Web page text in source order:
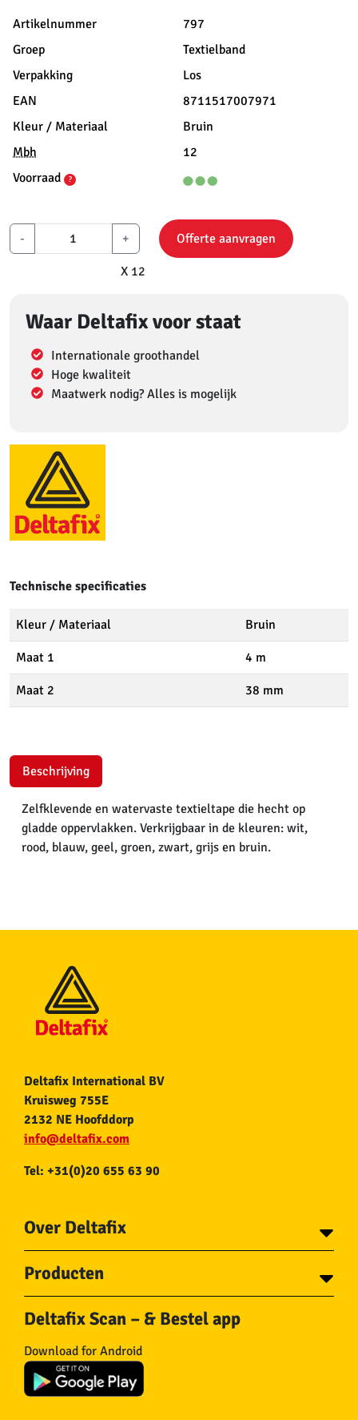
Artikelnummer
797
Groep
Textielband
Verpakking
Los
EAN
8711517007971
Kleur / Materiaal
Bruin
Mbh
12
Voorraad
?
- +
X 12
Offerte aanvragen
Waar Deltafix voor staat
Internationale groothandel
Hoge kwaliteit
Maatwerk nodig? Alles is mogelijk
Technische specificaties
Kleur / Materiaal Bruin
Maat 1 4 m
Maat 2 38 mm
Beschrijving
Zelfklevende en watervaste textieltape die hecht op
gladde oppervlakken. Verkrijgbaar in de kleuren: wit,
rood, blauw, geel, groen, zwart, grijs en bruin.
Deltafix International BV
Kruisweg 755E
2132 NE Hoofddorp
info@deltafix.com
Tel: +31(0)20 655 63 90
Over Deltafix
Voor gemeentes
Over Deltafix
Producten
Schroeven
Bouten
Draadnagels
Pluggen
Beslag
Ketting en Toebehoren
Deltafix Scan – & Bestel app
Download for Android